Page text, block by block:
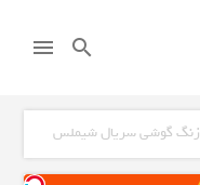
search
menu
زنگ گوشی سریال شیملس